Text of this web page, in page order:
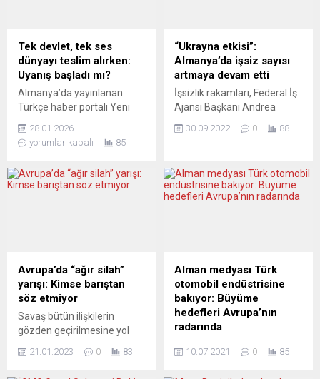
Tek devlet, tek ses
dünyayı teslim alırken:
Uyanış başladı mı?
Almanya’da yayınlanan
Türkçe haber portalı Yeni
kanalındaki Avrupa Yakası
programında Avrupa’da
gazeteciler son gelişmeleri
farklı yorumlarla aktarmaya
Seda Şanlıer ve İtalya’dan
Birgül Göker Perdusa güncel
uluslararası gelişmelere
ilişkin Almanya’dan gazeteci
Işın Ertürk’ün sorularını
değerlendirdi....
28.01.2026
yorumlar kapalı
85
“Ukrayna etkisi”:
Almanya’da işsiz sayısı
artmaya devam etti
İşsizlik rakamları, Federal İş
Ajansı Başkanı Andrea
piyasasında bir istikrarsızlık
Ukrayna’dan gelen
göçmenlerin işgücü
Almanya Federal İş Ajansı
(BA), işsizlik rakamlarına
ilişkin eylül ayı verilerini
açıkladı. Buna göre,...
30.09.2022 0 88
Avrupa’da “ağır silah”
yarışı: Kimse barıştan
söz etmiyor
Savaş bütün ilişkilerin
gözden geçirilmesine yol
sürprizlerin mümkün
21.01.2023 0 83
Alman medyası Türk
otomobil endüstrisine
bakıyor: Büyüme
hedefleri Avrupa’nın
radarında
gazetelerinden Frankfurter
10.07.2021 0 85